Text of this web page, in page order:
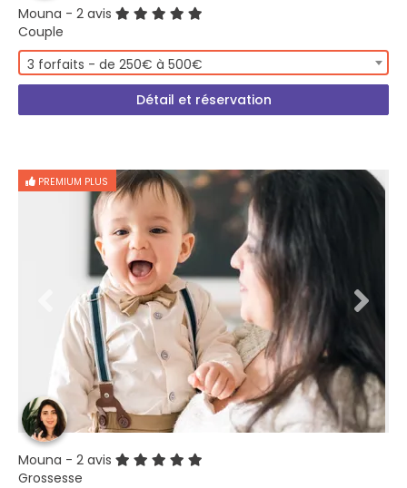
Mouna - 2 avis
Couple
3 forfaits - de 250€ à 500€
Détail et réservation
PREMIUM PLUS
Mouna - 2 avis
Grossesse